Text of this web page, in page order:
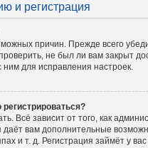
и регистрация
причин. Прежде всего
не был ли вам закрыт
для исправления настроек.
Всё зависит от того, как
даёт вам дополнительные
и т. д. Регистрация займёт у